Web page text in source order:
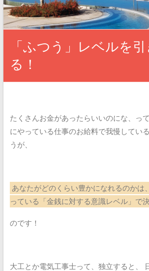
「ふつう」レベルを
る！
たくさんお金があったらいいのにな、って
にやっている仕事のお給料で我慢してい
うが、
あなたがどのくらい豊かになれるのかは、
っている「金銭に対する意識レベル」で
のです！
大工とか電気工事士って、独立すると、